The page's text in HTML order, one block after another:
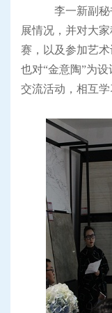
李一新副秘
展情况，并对大
赛，以及参加艺
也对“金意陶”为
交流活动，相互学